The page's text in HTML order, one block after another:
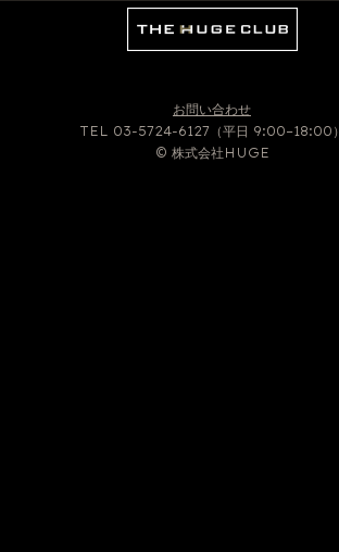
お問い合わせ
TEL 03-5724-6127（平日 9:00–18:00）